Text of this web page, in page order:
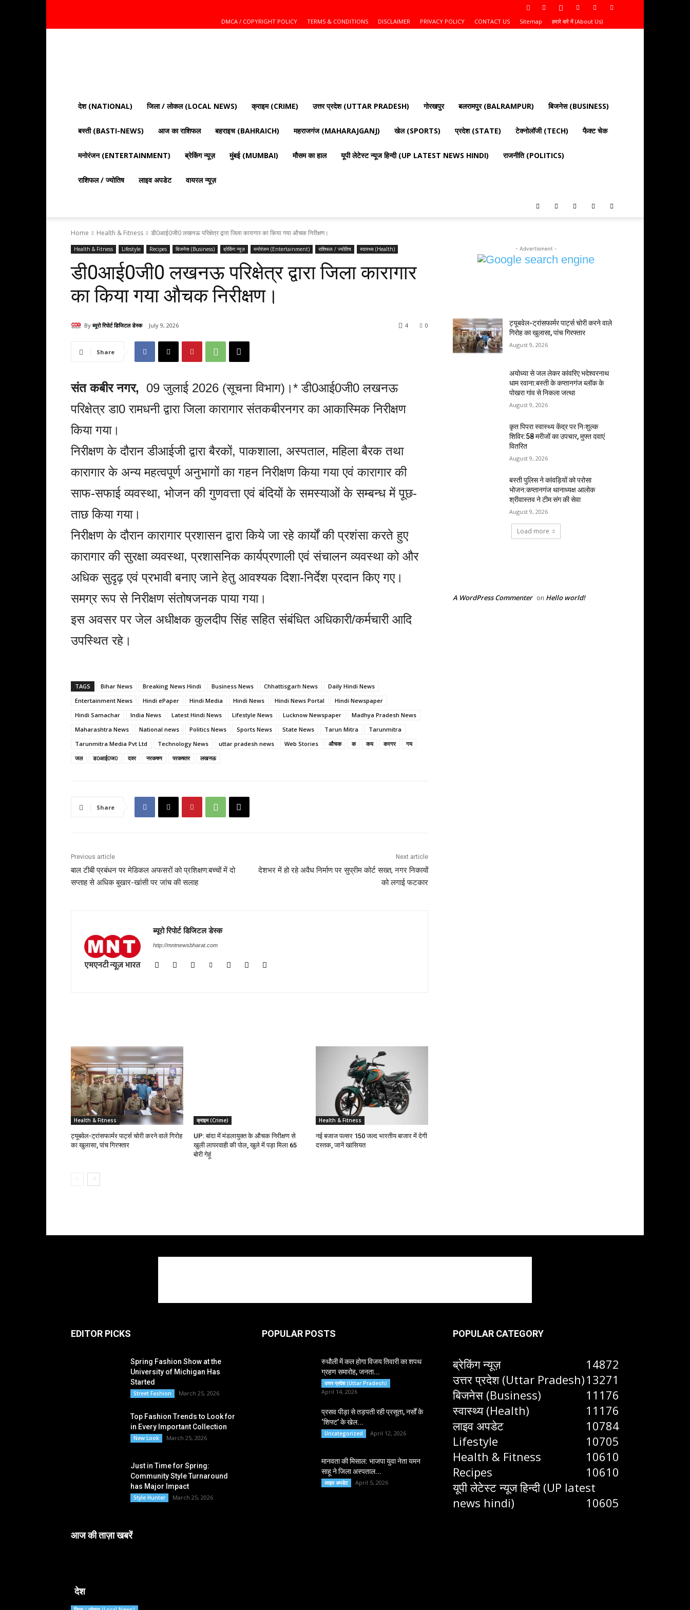
DMCA / COPYRIGHT POLICY TERMS & CONDITIONS DISCLAIMER PRIVACY POLICY CONTACT US Sitemap हमारे बारे में (About Us)
की
ताज़ा
राजनीति,
और
दुनिया
की
देश (NATIONAL) जिला / लोकल (LOCAL NEWS) क्राइम (CRIME) उत्तर प्रदेश (UTTAR PRADESH) गोरखपुर बलरामपुर (BALRAMPUR) बिजनेस (BUSINESS)
बस्ती (BASTI-NEWS) आज का राशिफल बहराइच (BAHRAICH) महराजगंज (MAHARAJGANJ) खेल (SPORTS) प्रदेश (STATE) टेक्नोलॉजी (TECH) फैक्ट चेक
मनोरंजन (ENTERTAINMENT) ब्रेकिंग न्यूज़ मुंबई (MUMBAI) मौसम का हाल यूपी लेटेस्ट न्यूज हिन्दी (UP LATEST NEWS HINDI) राजनीति (POLITICS)
राशिफल / ज्योतिष लाइव अपडेट वायरल न्यूज़
Home Health & Fitness डी0आई0जी0 लखनऊ परिक्षेत्र द्वारा जिला कारागार का किया गया औचक निरीक्षण।
Health & Fitness Lifestyle Recipes बिजनेस (Business) ब्रेकिंग न्यूज़ मनोरंजन (Entertainment) राशिफल / ज्योतिष स्वास्थ्य (Health)
डी0आई0जी0 लखनऊ परिक्षेत्र द्वारा जिला कारागार
का किया गया औचक निरीक्षण।
By ब्यूरो रिपोर्ट डिजिटल डेस्क July 9, 2026 0
4
Share
संत कबीर नगर,
09 जुलाई 2026 (सूचना विभाग)।* डी0आई0जी0 लखनऊ
परिक्षेत्र डा0 रामधनी द्वारा जिला कारागार संतकबीरनगर का आकास्मिक निरीक्षण
किया गया।
निरीक्षण के दौरान डीआईजी द्वारा बैरकों, पाकशाला, अस्पताल, महिला बैरक तथा
कारागार के अन्य महत्वपूर्ण अनुभागों का गहन निरीक्षण किया गया एवं कारागार की
साफ-सफाई व्यवस्था, भोजन की गुणवत्ता एवं बंदियों के समस्याओं के सम्बन्ध में पूछ-
ताछ किया गया।
निरीक्षण के दौरान कारागार प्रशासन द्वारा किये जा रहे कार्यों की प्रशंसा करते हुए
कारागार की सुरक्षा व्यवस्था, प्रशासनिक कार्यप्रणाली एवं संचालन व्यवस्था को और
अधिक सुदृढ़ एवं प्रभावी बनाए जाने हेतु आवश्यक दिशा-निर्देश प्रदान किए गए।
समग्र रूप से निरीक्षण संतोषजनक पाया गया।
इस अवसर पर जेल अधीक्षक कुलदीप सिंह सहित संबंधित अधिकारी/कर्मचारी आदि
उपस्थित रहे।
TAGS Bihar News Breaking News Hindi Business News Chhattisgarh News
Daily Hindi News
Entertainment News
Hindi ePaper Hindi Media Hindi News Hindi News Portal
Hindi Newspaper
Hindi Samachar
India News Latest Hindi News Lifestyle News Lucknow Newspaper
Madhya Pradesh News
Maharashtra News
National news Politics News Sports News State News Tarun Mitra
Tarunmitra
Tarunmitra Media Pvt Ltd
Technology News uttar pradesh news Web Stories औचक क कय करगर
गय
जल
ड0आई0ज0 दवर नरकषण परकषतर लखनऊ
Share
Previous article
बाल टीबी प्रबंधन पर मेडिकल अफसरों को प्रशिक्षण:बच्चों में दो
सप्ताह से अधिक बुखार-खांसी पर जांच की सलाह
Next article
देशभर में हो रहे अवैध निर्माण पर सुप्रीम कोर्ट सख्त, नगर निकायों
को लगाई फटकार
ब्यूरो रिपोर्ट डिजिटल डेस्क
http://mntnewsbharat.com
Health & Fitness
ट्यूबवेल-ट्रांसफार्मर पार्ट्स चोरी करने वाले गिरोह
का खुलासा, पांच गिरफ्तार
क्राइम (Crime)
UP: बांदा में मंडलायुक्त के औचक निरीक्षण से
खुली लापरवाही की पोल, खुले में पड़ा मिला 65
बोरी गेहूं
Health & Fitness
नई बजाज पल्सर 150 जल्द भारतीय बाजार में देगी
दस्तक, जानें खासियत
- Advertisment -
ट्यूबवेल-ट्रांसफार्मर पार्ट्स चोरी करने वाले
गिरोह का खुलासा, पांच गिरफ्तार
August 9, 2026
अयोध्या से जल लेकर कांवरिए भदेश्वरनाथ
धाम रवाना:बस्ती के कप्तानगंज ब्लॉक के
पोखरा गांव से निकला जत्था
August 9, 2026
कृत पिपरा स्वास्थ्य केंद्र पर निःशुल्क
शिविर:58 मरीजों का उपचार, मुफ्त दवाएं
वितरित
August 9, 2026
बस्ती पुलिस ने कांवड़ियों को परोसा
भोजन:कप्तानगंज थानाध्यक्ष आलोक
श्रीवास्तव ने टीम संग की सेवा
August 9, 2026
Load more
A WordPress Commenter on Hello world!
EDITOR PICKS
Spring Fashion Show at the
University of Michigan Has
Started
Street Fashion March 25, 2026
Top Fashion Trends to Look for
in Every Important Collection
New Look March 25, 2026
Just in Time for Spring:
Community Style Turnaround
has Major Impact
Style Hunter March 25, 2026
आज की ताज़ा खबरें
देश
POPULAR POSTS
रुधौली में कल होगा विजय तिवारी का शपथ
ग्रहण समारोह, जनता...
उत्तर प्रदेश (Uttar Pradesh)
April 14, 2026
प्रसव पीड़ा से तड़पती रही प्रसूता, नर्सों के
‘शिफ्ट’ के खेल...
Uncategorized April 12, 2026
मानवता की मिसाल: भाजपा युवा नेता यमन
साहू ने जिला अस्पताल...
लाइव अपडेट April 5, 2026
POPULAR CATEGORY
ब्रेकिंग न्यूज़
14872
उत्तर प्रदेश (Uttar Pradesh)13271
बिजनेस (Business)
11176
स्वास्थ्य (Health)
11176
लाइव अपडेट
10784
Lifestyle
10705
Health & Fitness
10610
Recipes
10610
यूपी लेटेस्ट न्यूज हिन्दी (UP latest
news hindi)
10605